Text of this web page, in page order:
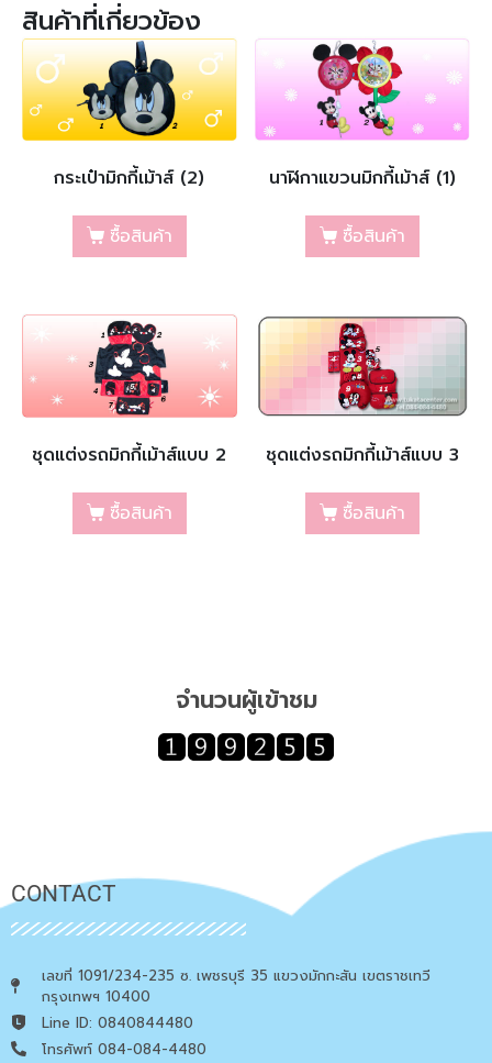
สินค้าที่เกี่ยวข้อง
กระเป๋ามิกกี้เม้าส์ (2)
ซื้อสินค้า
นาฬิกาแขวนมิกกี้เม้าส์ (1)
ซื้อสินค้า
ชุดแต่งรถมิกกี้เม้าส์แบบ 2
ซื้อสินค้า
ชุดแต่งรถมิกกี้เม้าส์แบบ 3
ซื้อสินค้า
จำนวนผู้เข้าชม
CONTACT
เลขที่ 1091/234-235 ซ. เพชรบุรี 35 แขวงมักกะสัน เขตราชเทวี
กรุงเทพฯ 10400
Line ID: 0840844480
โทรศัพท์ 084-084-4480